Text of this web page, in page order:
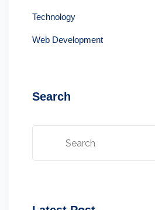
Technology
Web Development
Search